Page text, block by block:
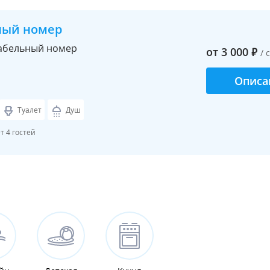
номер
номер
Туалет Душ
4 гостей
от 3 000 ₽ /